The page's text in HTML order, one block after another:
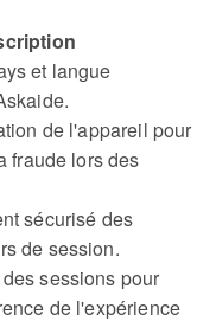
et langue
de l'appareil pour
fraude lors des
sécurisé des
de session.
sessions pour
de l'expérience